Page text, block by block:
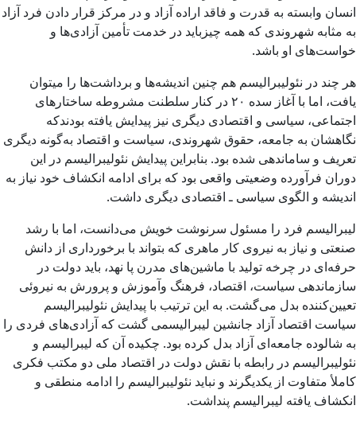
انسان وابسته به قدرت و فاقد اراده آزاد و در مرکز قرار دادن فرد آزاد
به مثابه شهروندی که همه چیزباید در خدمت تأمین آزادی‌ها و
خواست‌های او باشد.
هر چند در نئولیبرالیسم هم چنین اندیشه‌ها و برداشت‌ها را میتوان
یافت، اما با آغاز سده ۲۰ در کنار سلطنت مشروطه ساختارهای
اجتماعی، سیاسی و اقتصادی دیگری نیز پیدایش یافته بودندکه
نگاهشان به جامعه، حقوق شهروندی، سیاست و اقتصاد به‌گونه دیگری
تعریف و ساماندهی شده بود. بنابراین پیدایش نئولیبرالیسم در این
دوران فرآورده وضعیتی واقعی بود که برای ادامه انکشاف خود نیاز به
اندیشه و الگوی سیاسی ـ اقتصادی دیگری داشت.
لیبرالیسم فرد را مسئول سرنوشت خویش می‌دانست، اما با رشد
صنعتی و نیاز به نیروی کار ماهری که بتواند با برخورداری از دانش
حرفه‌ای در چرخه تولید با ماشین‌‌های مدرن پا نهد، باید دولت در
سازماندهی سیاست، اقتصاد، فرهنگ وآموزش و پرورش به نیروئی
تعیین‌کننده بدل می‌گشت. به این ترتیب با پیدایش نئولیبرالیسم
سیاست اقتصاد آزاد جانشین لیبرالیسمی گشت که آزادی‌های فردی را
به‌ شالوده جامعه‌ای آزاد بدل کرده بود. چکیده آن که لیبرالیسم و
نئولیبرالیسم در رابطه با نقش دولت در اقتصاد ملی دو مکتب فکری
کاملأ متفاوت از یکدیگرند و نباید نئولیبرالیسم را ادامه منطقی و
انکشاف یافته لیبرالیسم پنداشت.